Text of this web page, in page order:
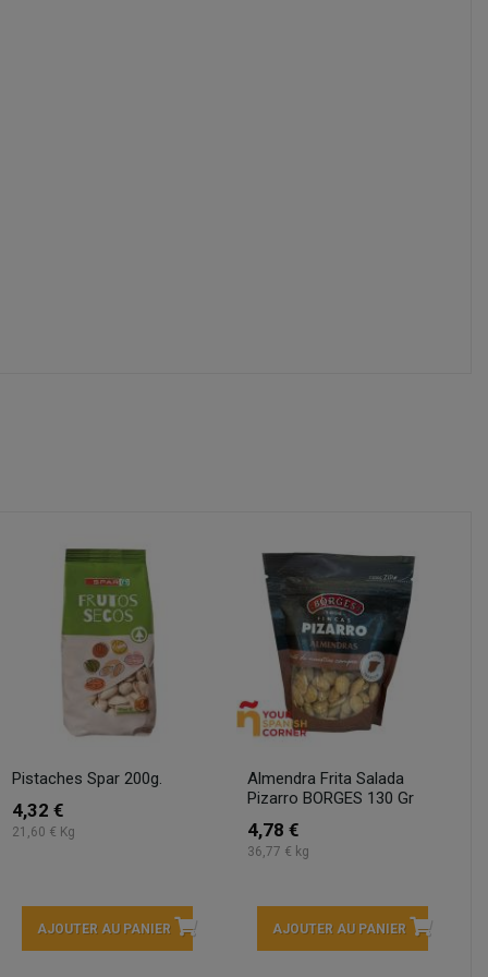
Pistaches Spar 200g.
4,32 €
21,60 € Kg
AJOUTER AU PANIER
Almendra Frita Salada
Pizarro BORGES 130 Gr
4,78 €
36,77 € kg
AJOUTER AU PANIER